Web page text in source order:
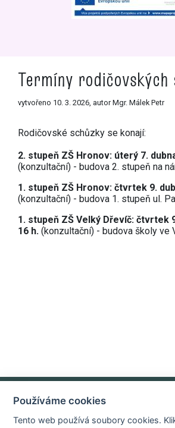
Termíny rodičovských
vytvořeno 10. 3. 2026, autor Mgr. Málek Petr
Rodičovské schůzky se konají:
2. stupeň ZŠ Hronov: úterý 7.
(konzultační) - budova 2. stupeň na
1. stupeň ZŠ Hronov: čtvrtek 9.
(konzultační) - budova 1. stupeň ul.
1. stupeň ZŠ Velký Dřevíč: čtvrtek
16 h. (konzultační) - budova školy ve
Základní údaje o organizaci
Používáme cookies
Tento web používá soubory cookies.